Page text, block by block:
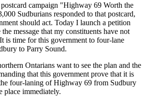
campaign "Highway 69 Worth the
Sudburians responded to that postcard,
should act. Today I launch a petition
message that my constituents have not
is time for this government to four-lane
to Parry Sound.
Ontarians want to see the plan and the
that this government prove that it is
four-laning of Highway 69 from Sudbury
place immediately.